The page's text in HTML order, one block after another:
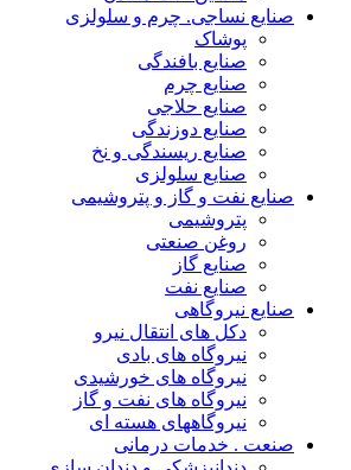
صنایع نساجی. چرم و سلولزی
پوشاک
صنایع بافندگی
صنایع چرم
صنایع حلاجی
صنایع دوزندگی
صنایع ریسندگی و نخ
صنایع سلولزی
صنایع نفت و گاز و پتروشیمی
پتروشیمی
روغن صنعتی
صنایع گاز
صنایع نفت
صنایع نیروگاهی
دکل های انتقال نیرو
نیروگاه های بادی
نیروگاه های خورشیدی
نیروگاه های نفت و گاز
نیروگاههای هسته ای
صنعت . خدمات درمانی